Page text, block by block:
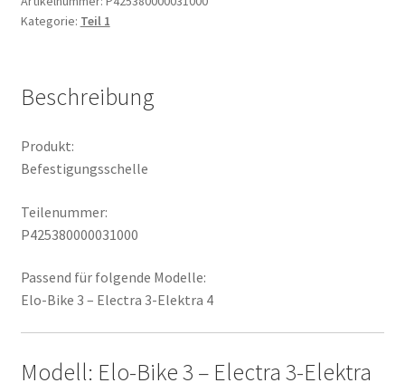
Kategorie: Teil 1
Beschreibung
Produkt:
Befestigungsschelle
Teilenummer:
P425380000031000
Passend für folgende Modelle:
Elo-Bike 3 – Electra 3-Elektra 4
Modell: Elo-Bike 3 – Electra 3-Elektra